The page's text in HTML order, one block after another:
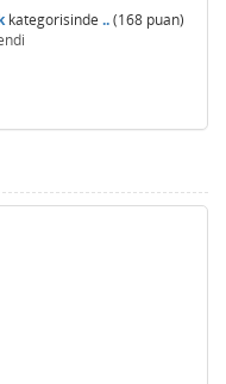
kategorisinde ..(168 puan)